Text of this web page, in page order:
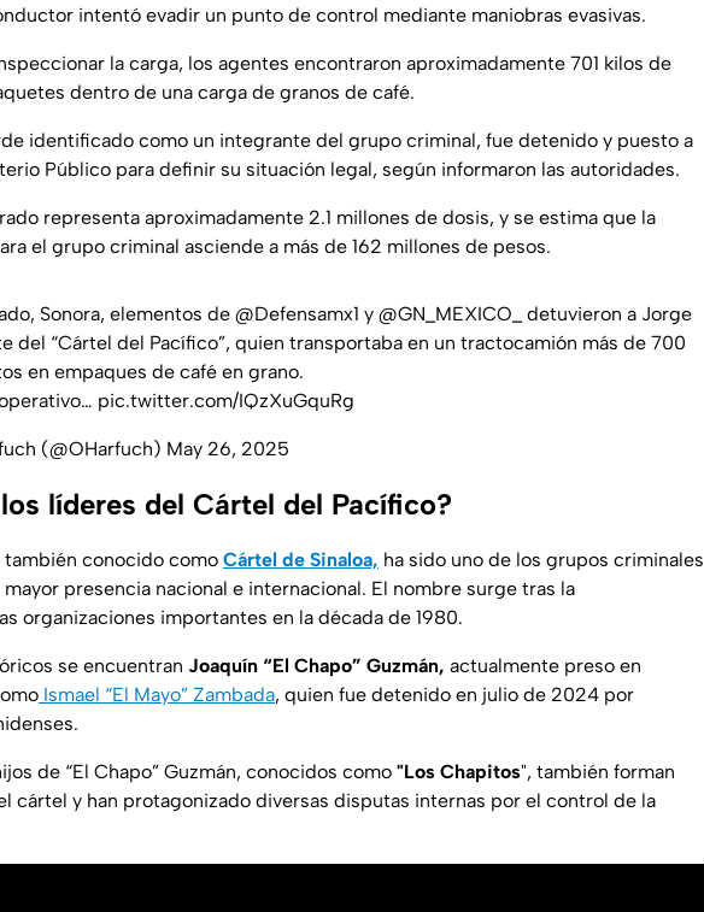
intentó evadir un punto de control mediante maniobras evasivas.
la carga, los agentes encontraron aproximadamente 701 kilos de
dentro de una carga de granos de café.
identificado como un integrante del grupo criminal, fue detenido y puesto a
Público para definir su situación legal, según informaron las autoridades.
representa aproximadamente 2.1 millones de dosis, y se estima que la
el grupo criminal asciende a más de 162 millones de pesos.
Sonora, elementos de @Defensamx1 y @GN_MEXICO_
detuvieron a Jorge
del “Cártel del Pacífico”, quien transportaba en un tractocamión más de 700
en empaques de café en grano.
pic.twitter.com/IQzXuGquRg
(@OHarfuch) May 26, 2025
líderes del Cártel del Pacífico?
también conocido como Cártel de Sinaloa, ha sido uno de los grupos criminales
presencia nacional e internacional. El nombre surge tras la
organizaciones importantes en la década de 1980.
se encuentran Joaquín “El Chapo” Guzmán, actualmente preso en
Ismael “El Mayo” Zambada, quien fue detenido en julio de 2024 por
de “El Chapo” Guzmán, conocidos como "Los Chapitos", también forman
cártel y han protagonizado diversas disputas internas por el control de la